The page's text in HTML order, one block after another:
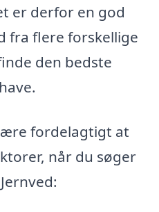
er derfor en god
fra flere forskellige
den bedste
fordelagtigt at
når du søger